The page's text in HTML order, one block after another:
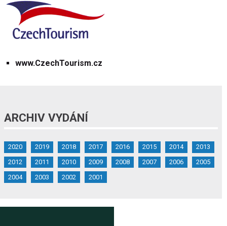
www.CzechTourism.cz
ARCHIV VYDÁNÍ
2020 2019 2018 2017 2016 2015 2014
2013
2012
2011 2010 2009 2008 2007 2006
2005
2004
2003 2002 2001